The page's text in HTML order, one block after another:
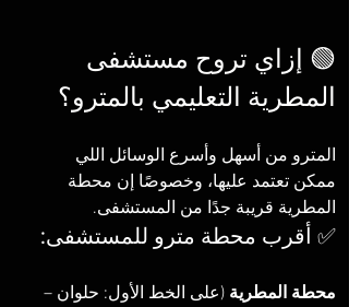
🟢 إزاي تروح مستشفى
المطرية التعليمي بالمترو؟
المترو من أسهل وأسرع الوسائل اللي
ممكن تعتمد عليها، وخصوصًا إن محطة
المطرية قريبة جدًا من المستشفى.
✅ أقرب محطة مترو للمستشفى:
محطة المطرية (على الخط الأول: حلوان –